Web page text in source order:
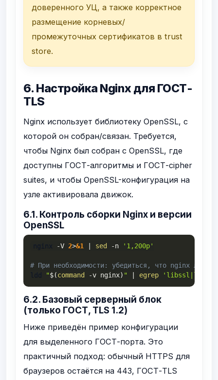
доверенного УЦ, а также корректное
размещение корневых/
промежуточных сертификатов в trust
store.
6. Настройка Nginx для ГОСТ-
TLS
Nginx использует библиотеку OpenSSL, с
которой он собран/связан. Требуется,
чтобы Nginx был собран с OpenSSL, где
доступны ГОСТ-алгоритмы и ГОСТ-cipher
suites, и чтобы OpenSSL-конфигурация на
узле активировала движок.
6.1. Контроль сборки Nginx и версии
OpenSSL
-V 2>&1 sed -n '1,200p'
# При необходимости: убедиться, что nginx
"$(command -v nginx) " egrep
6.2. Базовый серверный блок
(только ГОСТ, TLS 1.2)
Ниже приведён пример конфигурации
для выделенного ГОСТ-порта. Это
практичный подход: обычный HTTPS для
браузеров остаётся на 443, ГОСТ-TLS